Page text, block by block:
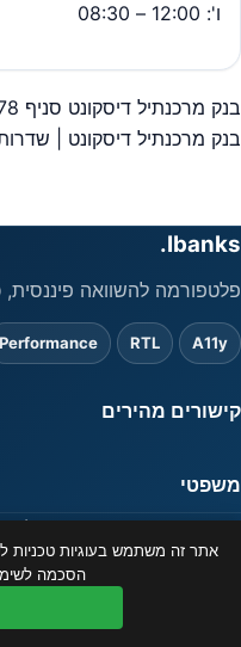
ו': 12:00 – 08:30
ניווט
בנק מרכנתיל דיסקונט סניף 678 | שד' העצמאות 65, בת ים
בנק מרכנתיל דיסקונט | שדרות משה
Ibanks.
פלטפורמה להשוואה פיננסית,
A11y
RTL
Performance
קישורים מהירים
משפטי
המידע באתר מוצג כשירות
© 2026 ibanks.co.il
אתר זה משתמש בעוגיות טכניות
הסכמה